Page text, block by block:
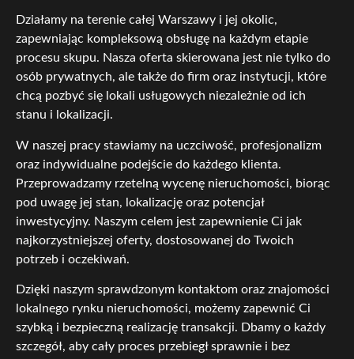
Działamy na terenie całej Warszawy i jej okolic,
zapewniając kompleksową obsługę na każdym etapie
procesu skupu. Nasza oferta skierowana jest nie tylko do
osób prywatnych, ale także do firm oraz instytucji, które
chcą pozbyć się lokali usługowych niezależnie od ich
stanu i lokalizacji.
W naszej pracy stawiamy na uczciwość, profesjonalizm
oraz indywidualne podejście do każdego klienta.
Przeprowadzamy rzetelną wycenę nieruchomości, biorąc
pod uwagę jej stan, lokalizację oraz potencjał
inwestycyjny. Naszym celem jest zapewnienie Ci jak
najkorzystniejszej oferty, dostosowanej do Twoich
potrzeb i oczekiwań.
Dzięki naszym sprawdzonym kontaktom oraz znajomości
lokalnego rynku nieruchomości, możemy zapewnić Ci
szybką i bezpieczną realizację transakcji. Dbamy o każdy
szczegół, aby cały proces przebiegł sprawnie i bez